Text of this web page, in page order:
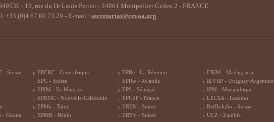
- 13, rue du Dr Louis Perrier - 34961 Montpellier Cedex 2 - FRANCE
+33 (0)4 67 80 73 29 - E-mail : secretariat@cevaa.org
- Suisse
- Ghana
EPCRC - Centrafrique
EPG - Suisse
EPIM - Ile Maurice
EPKNC - Nouvelle-Calédonie
EPMa - Tahiti
EPMB - Bénin
EPRe - La Réunion
EPRw - Rwanda
EPS - Sénégal
EPUdF - France
EREN - Suisse
EREV - Suisse
FJKM - Madagascar
IEVRP - Uruguay/Argentine
IPM - Mozambique
LECSA - Lesotho
RefBeJuSo - Suisse
UCZ - Zambie